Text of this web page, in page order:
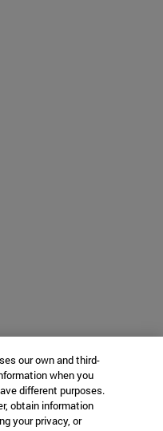
our own and third-
when you
different purposes.
obtain information
your privacy, or